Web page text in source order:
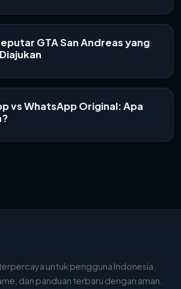
GTA San Andreas yang
vs WhatsApp Original: Apa
untuk pengguna Indonesia.
dan panduan terbaru dengan aman.